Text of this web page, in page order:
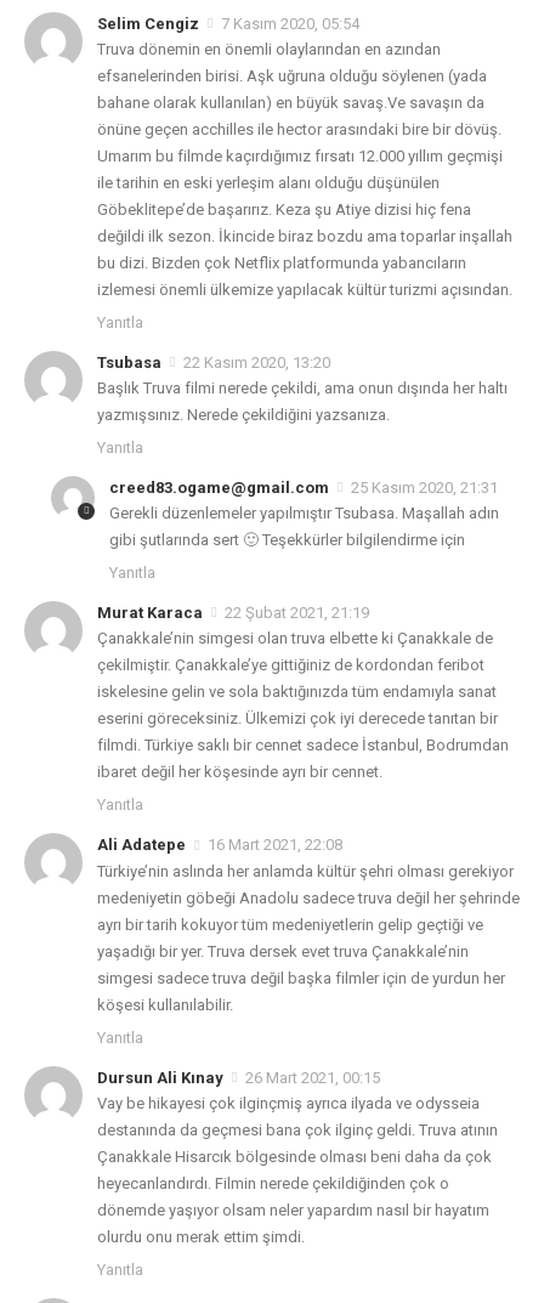
Selim Cengiz
7 Kasım 2020, 05:54
Truva dönemin en önemli olaylarından en azından
efsanelerinden birisi. Aşk uğruna olduğu söylenen (yada
bahane olarak kullanılan) en büyük savaş.Ve savaşın da
önüne geçen acchilles ile hector arasındaki bire bir dövüş.
Umarım bu filmde kaçırdığımız fırsatı 12.000 yıllım geçmişi
ile tarihin en eski yerleşim alanı olduğu düşünülen
Göbeklitepe’de başarırız. Keza şu Atiye dizisi hiç fena
değildi ilk sezon. İkincide biraz bozdu ama toparlar inşallah
bu dizi. Bizden çok Netflix platformunda yabancıların
izlemesi önemli ülkemize yapılacak kültür turizmi açısından.
Yanıtla
Tsubasa
22 Kasım 2020, 13:20
Başlık Truva filmi nerede çekildi, ama onun dışında her haltı
yazmışsınız. Nerede çekildiğini yazsanıza.
Yanıtla
creed83.ogame@gmail.com
25 Kasım 2020, 21:31
Gerekli düzenlemeler yapılmıştır Tsubasa. Maşallah adın
gibi şutlarında sert 🙂 Teşekkürler bilgilendirme için
Yanıtla
Murat Karaca
22 Şubat 2021, 21:19
Çanakkale’nin simgesi olan truva elbette ki Çanakkale de
çekilmiştir. Çanakkale’ye gittiğiniz de kordondan feribot
iskelesine gelin ve sola baktığınızda tüm endamıyla sanat
eserini göreceksiniz. Ülkemizi çok iyi derecede tanıtan bir
filmdi. Türkiye saklı bir cennet sadece İstanbul, Bodrumdan
ibaret değil her köşesinde ayrı bir cennet.
Yanıtla
Ali Adatepe
16 Mart 2021, 22:08
Türkiye’nin aslında her anlamda kültür şehri olması gerekiyor
medeniyetin göbeği Anadolu sadece truva değil her şehrinde
ayrı bir tarih kokuyor tüm medeniyetlerin gelip geçtiği ve
yaşadığı bir yer. Truva dersek evet truva Çanakkale’nin
simgesi sadece truva değil başka filmler için de yurdun her
köşesi kullanılabilir.
Yanıtla
Dursun Ali Kınay
26 Mart 2021, 00:15
Vay be hikayesi çok ilginçmiş ayrıca ilyada ve odysseia
destanında da geçmesi bana çok ilginç geldi. Truva atının
Çanakkale Hisarcık bölgesinde olması beni daha da çok
heyecanlandırdı. Filmin nerede çekildiğinden çok o
dönemde yaşıyor olsam neler yapardım nasıl bir hayatım
olurdu onu merak ettim şimdi.
Yanıtla